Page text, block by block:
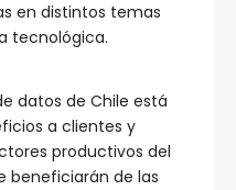
en distintos temas
tecnológica.
datos de Chile está
a clientes y
productivos del
beneficiarán de las